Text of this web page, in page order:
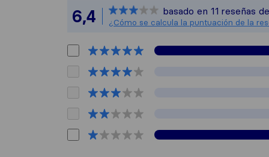
Todas
6,4 basado en 11 reseñas
¿Cómo se calcula la puntuación de la